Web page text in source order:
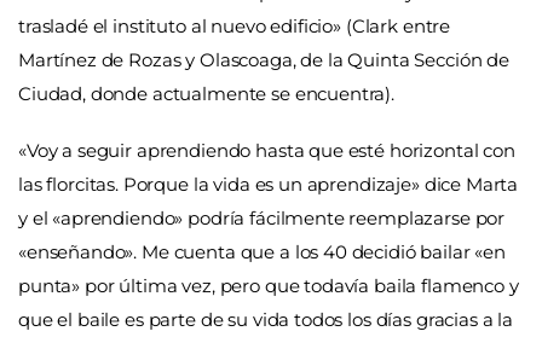
trasladé el instituto al nuevo edificio» (Clark entre
Martínez de Rozas y Olascoaga, de la Quinta Sección de
Ciudad, donde actualmente se encuentra).
«Voy a seguir aprendiendo hasta que esté horizontal con
las florcitas. Porque la vida es un aprendizaje» dice Marta
y el «aprendiendo» podría fácilmente reemplazarse por
«enseñando». Me cuenta que a los 40 decidió bailar «en
punta» por última vez, pero que todavía baila flamenco y
que el baile es parte de su vida todos los días gracias a la